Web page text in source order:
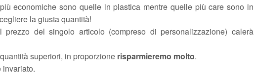
economiche sono quelle in plastica mentre quelle più care sono in
la giusta quantità!
del singolo articolo (compreso di personalizzazione) calerà
superiori, in proporzione risparmieremo molto.
invariato.